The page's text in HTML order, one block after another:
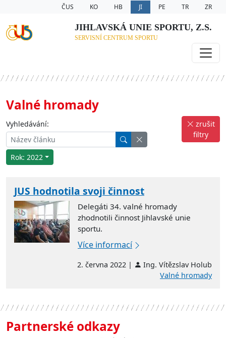
ČUS KO HB JI PE TR ZR
JIHLAVSKÁ UNIE SPORTU, Z.S.
SERVISNÍ CENTRUM SPORTU
Valné hromady
Vyhledávání:
Rok: 2022
zrušit
filtry
JUS hodnotila svoji činnost
Delegáti 34. valné hromady
zhodnotili činnost Jihlavské unie
sportu.
Více informací
2. června 2022 |
Ing. Vítězslav Holub
Valné hromady
Partnerské odkazy